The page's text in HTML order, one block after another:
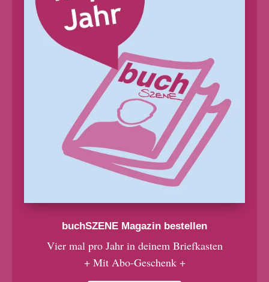
buchSZENE Magazin bestellen
Vier mal pro Jahr in deinem Briefkasten
+ Mit Abo-Geschenk +